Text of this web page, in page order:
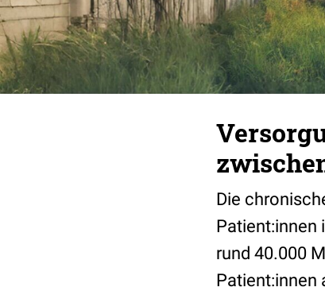
Die
Patient:innen
rund 40.000
Patient:innen